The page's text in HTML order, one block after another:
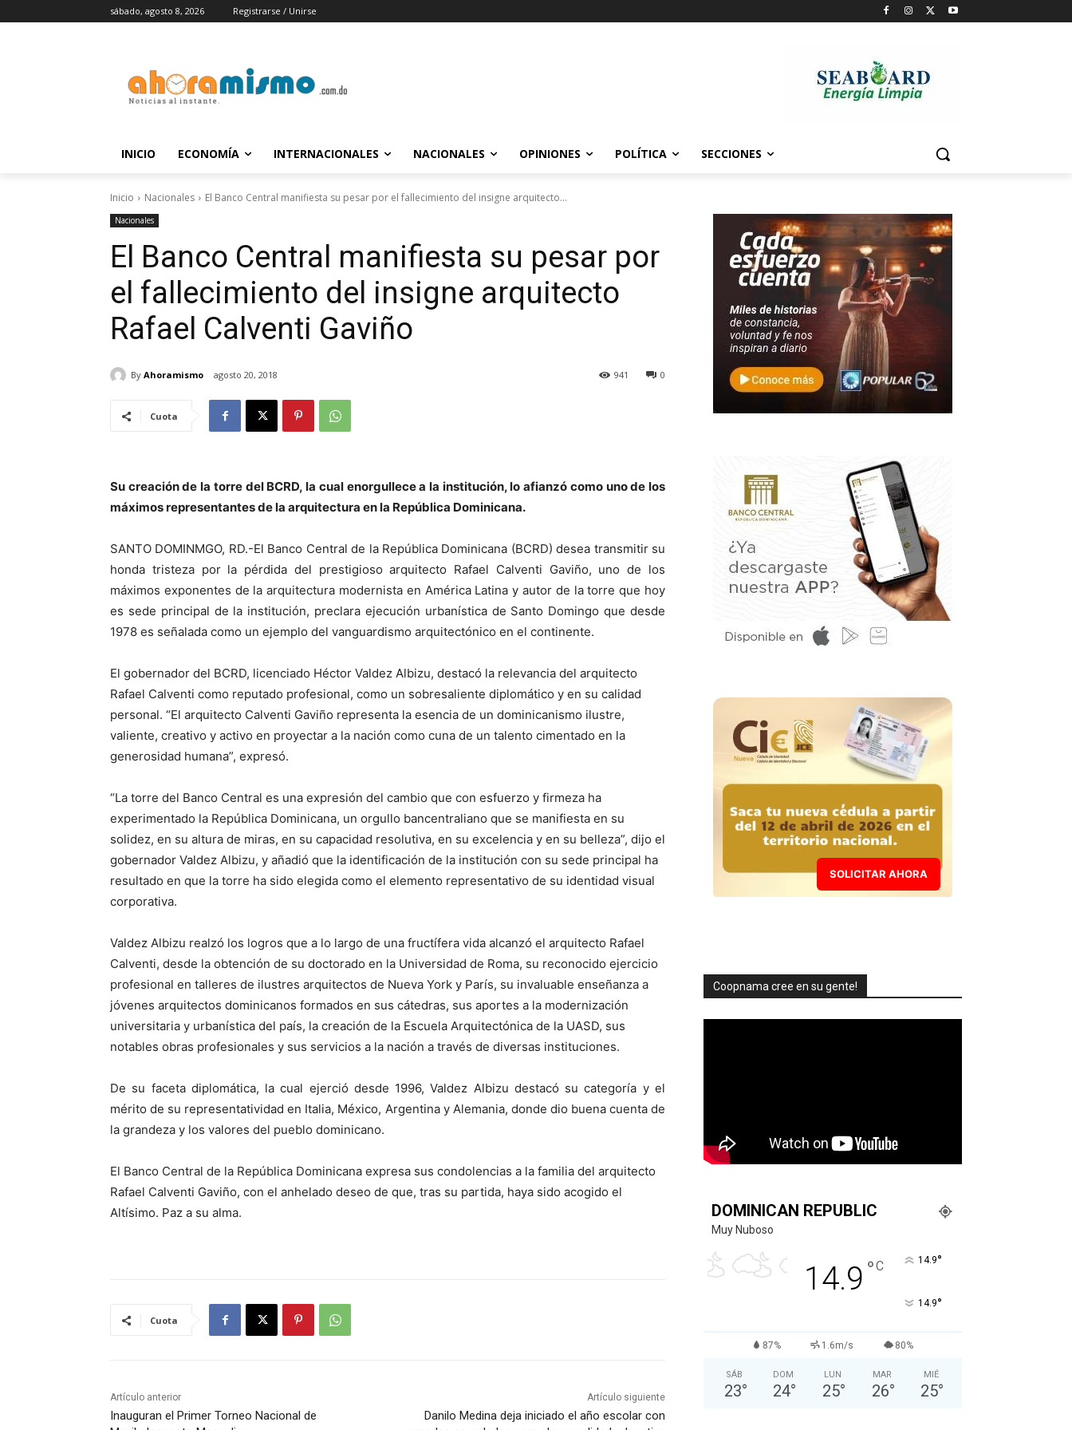
sábado, agosto 8, 2026 Registrarse / Unirse
INICIO ECONOMÍA INTERNACIONALES NACIONALES OPINIONES POLÍTICA SECCIONES
Inicio Nacionales El Banco Central manifiesta su pesar por el fallecimiento del insigne arquitecto...
Nacionales
El Banco Central manifiesta su pesar por
el fallecimiento del insigne arquitecto
Rafael Calventi Gaviño
By Ahoramismo agosto 20, 2018 0
941
Cuota
Su creación de la torre del BCRD, la cual enorgullece a la institución, lo afianzó como uno de los
máximos representantes de la arquitectura en la República Dominicana.
SANTO DOMINMGO, RD.-El Banco Central de la República Dominicana (BCRD) desea transmitir su
honda tristeza por la pérdida del prestigioso arquitecto Rafael Calventi Gaviño, uno de los
máximos exponentes de la arquitectura modernista en América Latina y autor de la torre que hoy
es sede principal de la institución, preclara ejecución urbanística de Santo Domingo que desde
1978 es señalada como un ejemplo del vanguardismo arquitectónico en el continente.
El gobernador del BCRD, licenciado Héctor Valdez Albizu, destacó la relevancia del arquitecto
Rafael Calventi como reputado profesional, como un sobresaliente diplomático y en su calidad
personal. “El arquitecto Calventi Gaviño representa la esencia de un dominicanismo ilustre,
valiente, creativo y activo en proyectar a la nación como cuna de un talento cimentado en la
generosidad humana”, expresó.
“La torre del Banco Central es una expresión del cambio que con esfuerzo y firmeza ha
experimentado la República Dominicana, un orgullo bancentraliano que se manifiesta en su
solidez, en su altura de miras, en su capacidad resolutiva, en su excelencia y en su belleza”, dijo el
gobernador Valdez Albizu, y añadió que la identificación de la institución con su sede principal ha
resultado en que la torre ha sido elegida como el elemento representativo de su identidad visual
corporativa.
Valdez Albizu realzó los logros que a lo largo de una fructífera vida alcanzó el arquitecto Rafael
Calventi, desde la obtención de su doctorado en la Universidad de Roma, su reconocido ejercicio
profesional en talleres de ilustres arquitectos de Nueva York y París, su invaluable enseñanza a
jóvenes arquitectos dominicanos formados en sus cátedras, sus aportes a la modernización
universitaria y urbanística del país, la creación de la Escuela Arquitectónica de la UASD, sus
notables obras profesionales y sus servicios a la nación a través de diversas instituciones.
De su faceta diplomática, la cual ejerció desde 1996, Valdez Albizu destacó su categoría y el
mérito de su representatividad en Italia, México, Argentina y Alemania, donde dio buena cuenta de
la grandeza y los valores del pueblo dominicano.
El Banco Central de la República Dominicana expresa sus condolencias a la familia del arquitecto
Rafael Calventi Gaviño, con el anhelado deseo de que, tras su partida, haya sido acogido el
Altísimo. Paz a su alma.
Cuota
Artículo anterior
Inauguran el Primer Torneo Nacional de
Artículo siguiente
Danilo Medina deja iniciado el año escolar con
SOLICITAR AHORA
Coopnama cree en su gente!
DOMINICAN REPUBLIC
Muy Nuboso
14.9 °C 14.9°
14.9°
87% 1.6m/s 80%
SÁB
23°
DOM
24°
LUN
25°
MAR
26°
MIÉ
25°